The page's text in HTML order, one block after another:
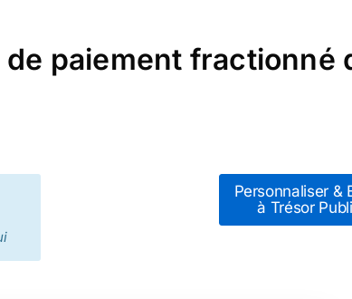
paiement fractionné
Personnaliser &
à Trésor